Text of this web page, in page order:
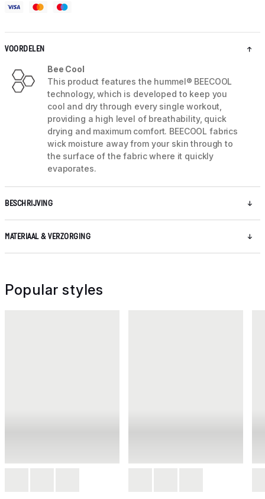
VOORDELEN
Bee Cool
This product features the hummel® BEECOOL
technology, which is developed to keep you
cool and dry through every single workout,
providing a high level of breathability, quick
drying and maximum comfort. BEECOOL fabrics
wick moisture away from your skin through to
the surface of the fabric where it quickly
evaporates.
BESCHRIJVING
MATERIAAL & VERZORGING
Popular styles